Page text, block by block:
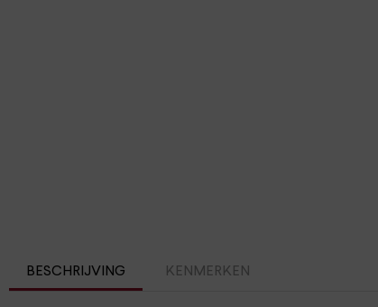
BESCHRIJVING KENMERKEN